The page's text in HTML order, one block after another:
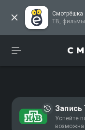
Смотрёшка
Успейте
возможна